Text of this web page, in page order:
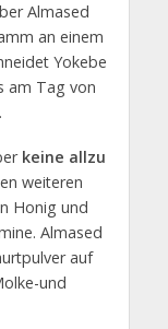
Almased
an einem
Yokebe
am Tag von
keine allzu
weiteren
Honig und
Almased
auf
und